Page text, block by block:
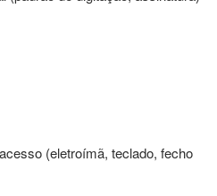
(eletroímã, teclado, fecho